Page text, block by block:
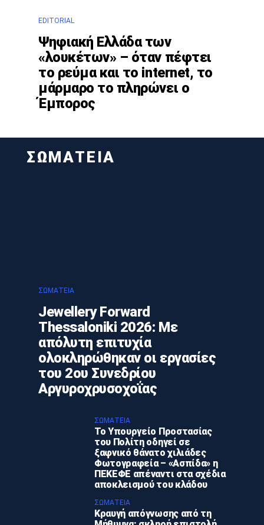
EDITORIAL
Ψηφιακή Ελλάδα των
«λουκέτων» – όταν πέφτει
το ρεύμα και το internet, το
μάρμαρο το πληρώνει ο
Έμπορος
ΣΩΜΑΤΕΙΑ
ΣΩΜΑΤΕΊΑ
Jewellery Forward
Thessaloniki 2026: Με
απόλυτη επιτυχία
ολοκληρώθηκαν οι εργασίες
του 2ου Συνεδρίου
Αργυροχρυσοχοΐας
ΣΩΜΑΤΕΊΑ
Το Υπουργείο Προστασίας
του Πολίτη οδηγεί σε
ξαφνικό θάνατο χιλιάδες
Φωτογραφεία – «Ασπίδα» η
ΠΕΚΕΦΕ απέναντι στα σχέδια
αποκλεισμού του κλάδου
ΣΩΜΑΤΕΊΑ
Κραυγή απόγνωσης από τη